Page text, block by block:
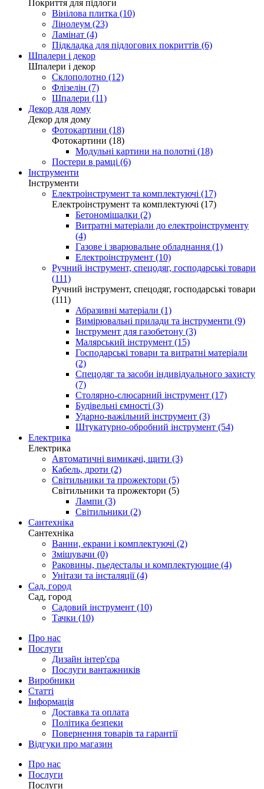
Покриття для підлоги
Вінілова плитка (10)
Лінолеум (23)
Ламінат (4)
Підкладка для підлогових покриттів (6)
Шпалери і декор
Шпалери і декор
Склополотно (12)
Флізелін (7)
Шпалери (11)
Декор для дому
Декор для дому
Фотокартини (18)
Фотокартини (18)
Модульні картини на полотні (18)
Постери в рамці (6)
Інструменти
Інструменти
Електроінструмент та комплектуючі (17)
Електроінструмент та комплектуючі (17)
Бетономішалки (2)
Витратні матеріали до електроінструменту
(4)
Газове і зварювальне обладнання (1)
Електроінструмент (10)
Ручний інструмент, спецодяг, господарські товари
(111)
Ручний інструмент, спецодяг, господарські товари
(111)
Абразивні матеріали (1)
Вимірювальні прилади та інструменти (9)
Інструмент для газобетону (3)
Малярський інструмент (15)
Господарські товари та витратні матеріали
(2)
Спецодяг та засоби індивідуального захисту
(7)
Столярно-слюсарний інструмент (17)
Будівельні ємності (3)
Ударно-важільний інструмент (3)
Штукатурно-обробний інструмент (54)
Електрика
Електрика
Автоматичні вимикачі, щити (3)
Кабель, дроти (2)
Світильники та прожектори (5)
Світильники та прожектори (5)
Лампи (3)
Світильники (2)
Сантехніка
Сантехніка
Ванни, екрани і комплектуючі (2)
Змішувачи (0)
Раковины, пьедесталы и комплектующие (4)
Унітази та інсталяції (4)
Сад, город
Сад, город
Садовий інструмент (10)
Тачки (10)
Про нас
Послуги
Дизайн інтер'єра
Послуги вантажників
Виробники
Статті
Інформація
Доставка та оплата
Політика безпеки
Повернення товарів та гарантії
Відгуки про магазин
Про нас
Послуги
Послуги